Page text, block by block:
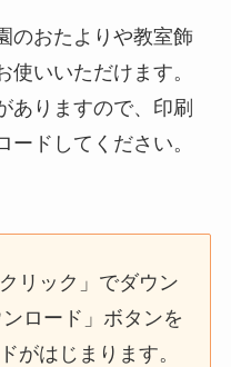
のおたよりや教室飾
使いいただけます。
ありますので、印刷
ドしてください。
リック」でダウン
ンロード」ボタンを
がはじまります。